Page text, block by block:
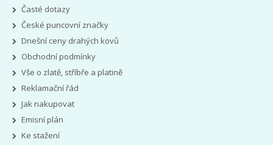
Časté dotazy
České puncovní značky
Dnešní ceny drahých kovů
Obchodní podmínky
Vše o zlatě, stříbře a platině
Reklamační řád
Jak nakupovat
Emisní plán
Ke stažení